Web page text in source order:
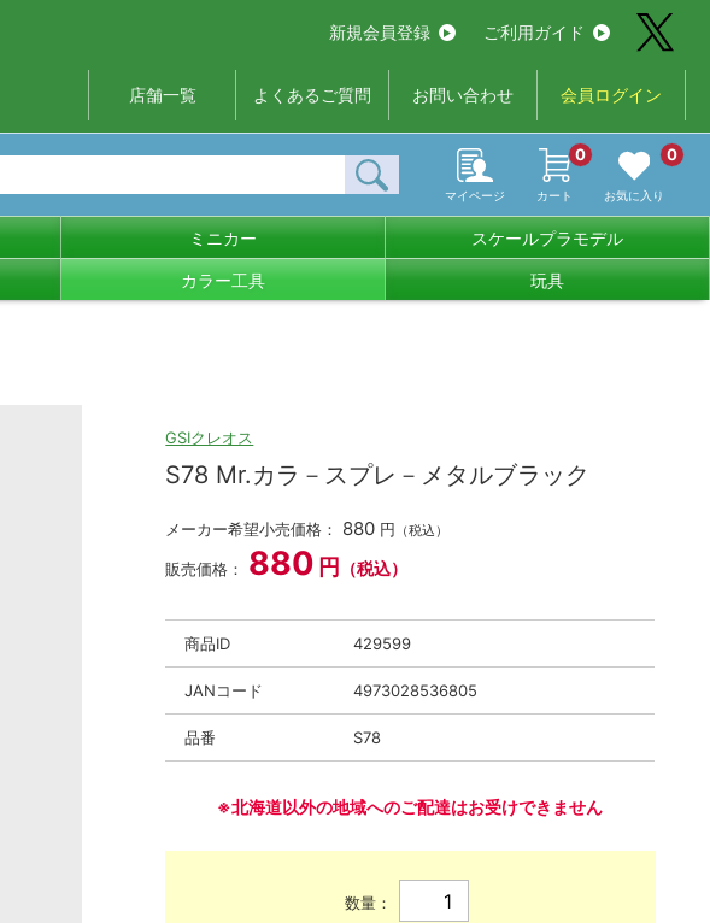
新規会員登録 ご利用ガイド
店舗一覧 よくあるご質問 お問い合わせ 会員ログイン
マイページ カート
0
お気に入り
0
ミニカー スケールプラモデル
カラー工具 玩具
GSIクレオス
S78 Mr.カラ－スプレ－メタルブラック
メーカー希望小売価格： 880 円 （税込）
販売価格： 880 円 （税込）
商品ID 429599
JANコード 4973028536805
品番 S78
※北海道以外の地域へのご配達はお受けできません
数量：